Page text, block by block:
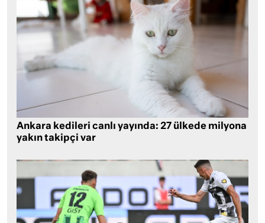
Ankara kedileri canlı yayında: 27 ülkede milyona
yakın takipçi var